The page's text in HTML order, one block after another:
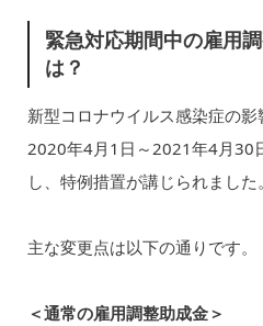
緊急対応期間中の雇用
は？
新型コロナウイルス感染症の影
2020年4月1日～2021年4月30
し、特例措置が講じられました。
主な変更点は以下の通りです。
＜通常の雇用調整助成金＞